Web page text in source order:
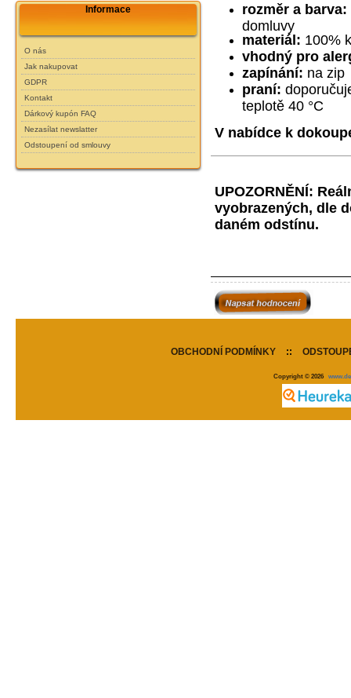
Informace
O nás
Jak nakupovat
GDPR
Kontakt
Dárkový kupón FAQ
Nezasílat newslatter
Odstoupení od smlouvy
rozměr a barva:
domluvy
materiál: 100%
vhodný pro
zapínání: na zip
praní:
teplotě 40 °C
V nabídce k
UPOZORNĚNÍ:
vyobrazených, dle
daném odstínu.
OBCHODNÍ PODMÍNKY ::
Copyright © 2026